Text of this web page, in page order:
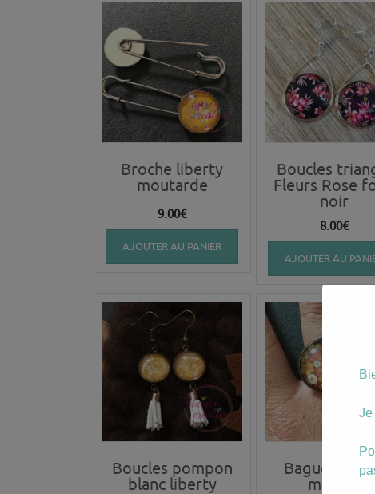
récent
au
plus
ancien
Broche liberty
moutarde
9.00€
AJOUTER AU PANIER
Boucles
Fleurs Rose
noir
8.00€
AJOUTER AU
Boucles pompon
blanc liberty
Bague
marron
Je